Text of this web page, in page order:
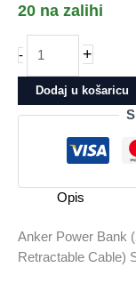
20 na zalihi
-
Power
Bank
(25K,
USB-
and
Retractable
+
Dodaj u košaricu
Opis
Anker Power Bank
Retractable Cable)